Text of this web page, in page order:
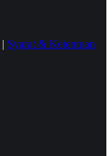
| Syarat & Ketentuan